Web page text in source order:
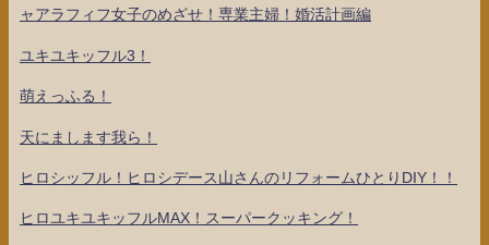
ャアラフィフ女子のめざせ！専業主婦！婚活計画編
ユキユキッフル3！
萌えっふる！
天にまします我ら！
ヒロシッフル！ヒロシデース山さんのリフォームひとりDIY！！
ヒロユキユキッフルMAX！スーパークッキング！